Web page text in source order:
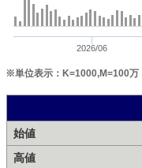
2026/06
※単位表示：K=1000,M=100万
始値
高値